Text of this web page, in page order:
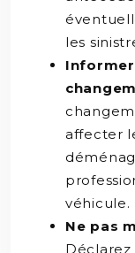
les
affecter
véhicule.
Ne pas
Déclarez